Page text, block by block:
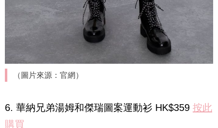
（圖片來源：官網）
6. 華納兄弟湯姆和傑瑞圖案運動衫 HK$359 按此
購買